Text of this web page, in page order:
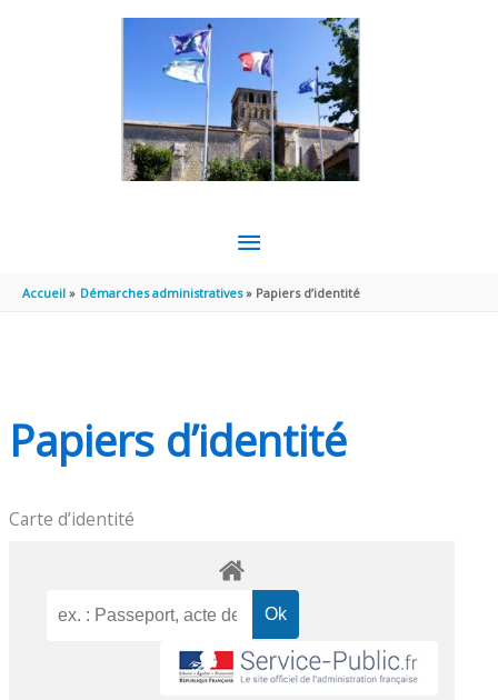
MENU
PRINCIPAL
Accueil Démarches administratives Papiers d’identité
Papiers d’identité
Carte d’identité